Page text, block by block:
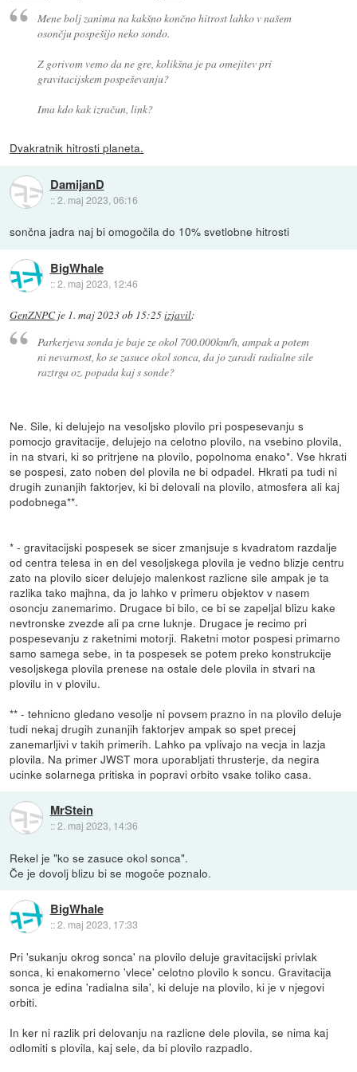
Mene bolj zanima na kakšno končno hitrost lahko v našem
osončju pospešijo neko sondo.
Z gorivom vemo da ne gre, kolikšna je pa omejitev pri
gravitacijskem pospeševanju?
Ima kdo kak izračun, link?
Dvakratnik hitrosti planeta.
DamijanD
::2. maj 2023, 06:16
sončna jadra naj bi omogočila do 10% svetlobne hitrosti
BigWhale
::2. maj 2023, 12:46
GenZNPCje 1. maj 2023 ob 15:25izjavil:
Parkerjeva sonda je baje ze okol 700.000km/h, ampak a potem
ni nevarnost, ko se zasuce okol sonca, da jo zaradi radialne sile
raztrga oz. popada kaj s sonde?
Ne. Sile, ki delujejo na vesoljsko plovilo pri pospesevanju s
pomocjo gravitacije, delujejo na celotno plovilo, na vsebino plovila,
in na stvari, ki so pritrjene na plovilo, popolnoma enako*. Vse hkrati
se pospesi, zato noben del plovila ne bi odpadel. Hkrati pa tudi ni
drugih zunanjih faktorjev, ki bi delovali na plovilo, atmosfera ali kaj
podobnega**.
* - gravitacijski pospesek se sicer zmanjsuje s kvadratom razdalje
od centra telesa in en del vesoljskega plovila je vedno blizje centru
zato na plovilo sicer delujejo malenkost razlicne sile ampak je ta
razlika tako majhna, da jo lahko v primeru objektov v nasem
osoncju zanemarimo. Drugace bi bilo, ce bi se zapeljal blizu kake
nevtronske zvezde ali pa crne luknje. Drugace je recimo pri
pospesevanju z raketnimi motorji. Raketni motor pospesi primarno
samo samega sebe, in ta pospesek se potem preko konstrukcije
vesoljskega plovila prenese na ostale dele plovila in stvari na
plovilu in v plovilu.
** - tehnicno gledano vesolje ni povsem prazno in na plovilo deluje
tudi nekaj drugih zunanjih faktorjev ampak so spet precej
zanemarljivi v takih primerih. Lahko pa vplivajo na vecja in lazja
plovila. Na primer JWST mora uporabljati thrusterje, da negira
ucinke solarnega pritiska in popravi orbito vsake toliko casa.
MrStein
::2. maj 2023, 14:36
Rekel je "ko se zasuce okol sonca".
Če je dovolj blizu bi se mogoče poznalo.
BigWhale
::2. maj 2023, 17:33
Pri 'sukanju okrog sonca' na plovilo deluje gravitacijski privlak
sonca, ki enakomerno 'vlece' celotno plovilo k soncu. Gravitacija
sonca je edina 'radialna sila', ki deluje na plovilo, ki je v njegovi
orbiti.
In ker ni razlik pri delovanju na razlicne dele plovila, se nima kaj
odlomiti s plovila, kaj sele, da bi plovilo razpadlo.